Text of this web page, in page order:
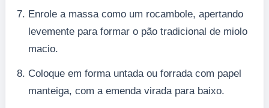
Enrole a massa como um rocambole, apertando
levemente para formar o pão tradicional de miolo
macio.
Coloque em forma untada ou forrada com papel
manteiga, com a emenda virada para baixo.